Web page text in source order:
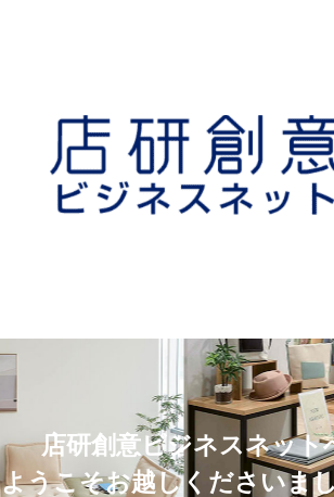
店研創意ビジネスネット
ようこそお越しくださいま